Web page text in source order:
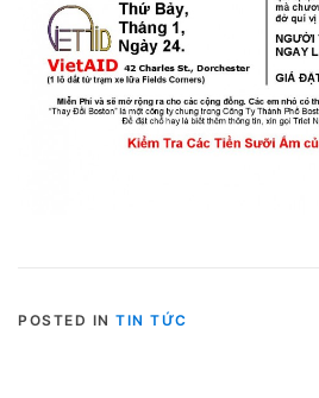
POSTED IN TIN TỨC